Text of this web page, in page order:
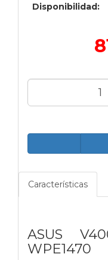
Disponibilidad:
Características
ASUS
WPE1470